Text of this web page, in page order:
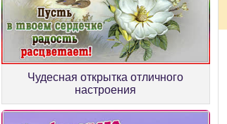
Чудесная открытка отличного
настроения